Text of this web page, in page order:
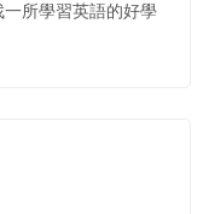
所學習英語的好學